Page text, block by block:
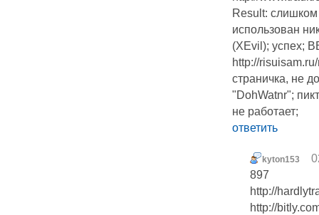
Result:
использован
(XEvil); успех;
http://
страничка, не
"DohWatnr";
не работает;
ответить
kyton153
897
http://
http://